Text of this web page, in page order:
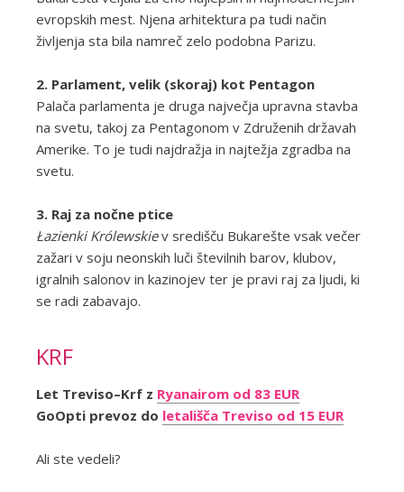
evropskih mest. Njena arhitektura pa tudi način
življenja sta bila namreč zelo podobna Parizu.
2. Parlament, velik (skoraj) kot Pentagon
Palača parlamenta je druga največja upravna stavba
na svetu, takoj za Pentagonom v Združenih državah
Amerike. To je tudi najdražja in najtežja zgradba na
svetu.
3. Raj za nočne ptice
Łazienki Królewskiev središču Bukarešte vsak večer
zažari v soju neonskih luči številnih barov, klubov,
igralnih salonov in kazinojev ter je pravi raj za ljudi, ki
se radi zabavajo.
KRF
Let Treviso–Krf z Ryanairom od 83 EUR
GoOpti prevoz do letališča Treviso od 15 EUR
Ali ste vedeli?